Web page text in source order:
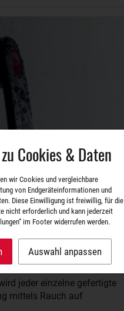
lieferte die S-BOX bereits
jeder einzelne gefertigte
mittels Rauch auf
Cookies & Daten
wir Cookies und vergleichbare
von Endgeräteinformationen und
Diese Einwilligung ist freiwillig, für die
nicht erforderlich und kann jederzeit
im Footer widerrufen werden.
Auswahl anpassen